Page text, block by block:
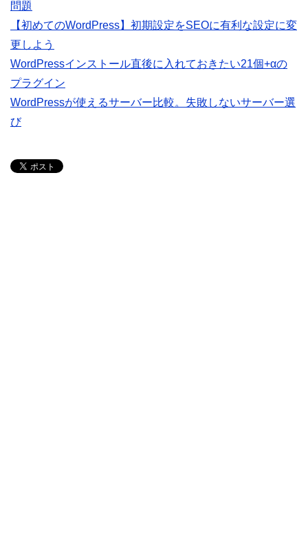
問題
【初めてのWordPress】初期設定をSEOに有利な設定に変
更しよう
WordPressインストール直後に入れておきたい21個+αの
プラグイン
WordPressが使えるサーバー比較。失敗しないサーバー選
び